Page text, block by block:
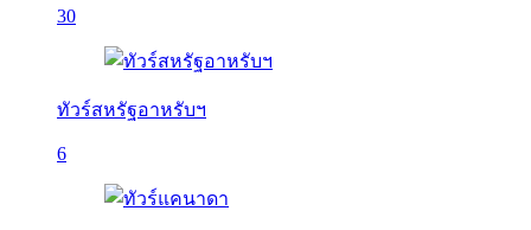
30
ทัวร์สหรัฐอาหรับฯ
6